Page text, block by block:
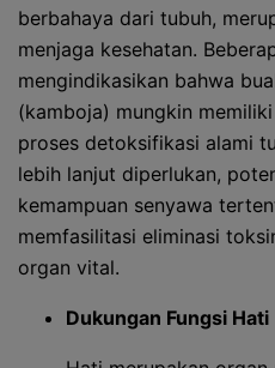
berbahaya dari tubuh,
menjaga kesehatan.
mengindikasikan bahwa
(kamboja) mungkin
proses detoksifikasi alami
lebih lanjut diperlukan,
kemampuan senyawa
memfasilitasi eliminasi
organ vital.
Dukungan Fungsi Hati